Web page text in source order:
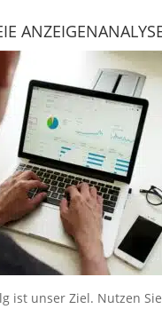
ist unser Ziel. Nutzen